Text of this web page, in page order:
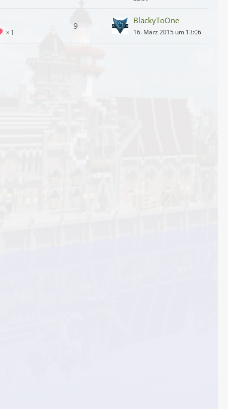
1
9
BlackyToOne
16. März 2015 um 13:06